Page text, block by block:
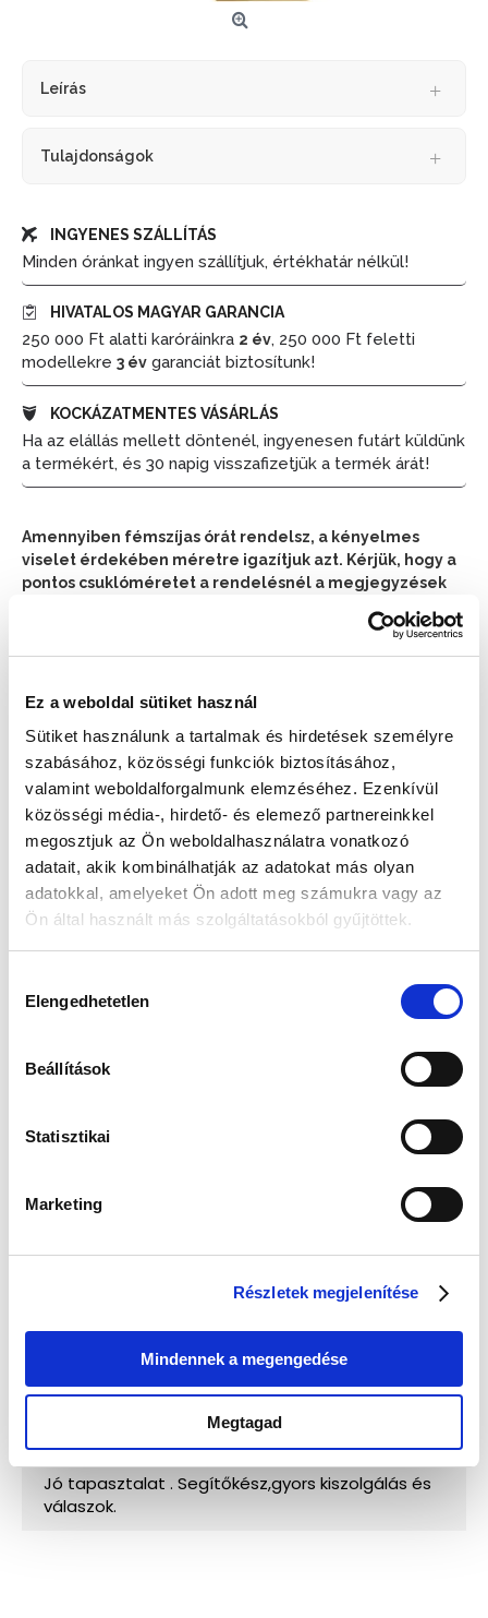
Ez a weboldal sütiket használ
Sütiket használunk a tartalmak és hirdetések személyre
szabásához, közösségi funkciók biztosításához,
valamint weboldalforgalmunk elemzéséhez. Ezenkívül
közösségi média-, hirdető- és elemező partnereinkkel
megosztjuk az Ön weboldalhasználatra vonatkozó
adatait, akik kombinálhatják az adatokat más olyan
adatokkal, amelyeket Ön adott meg számukra vagy az
Ön által használt más szolgáltatásokból gyűjtöttek.
kiválasztása
Elengedhetetlen
Beállítások
Statisztikai
Marketing
Részletek megjelenítése
Mindennek a megengedése
Megtagad
Leírás
Tulajdonságok
INGYENES SZÁLLÍTÁS
Minden óránkat ingyen szállítjuk, értékhatár nélkül!
HIVATALOS MAGYAR GARANCIA
250 000 Ft alatti karóráinkra 2 év, 250 000 Ft feletti
modellekre 3 év garanciát biztosítunk!
KOCKÁZATMENTES VÁSÁRLÁS
Ha az elállás mellett döntenél, ingyenesen futárt küldünk
a termékért, és 30 napig visszafizetjük a termék árát!
Amennyiben fémszíjas órát rendelsz, a kényelmes
viselet érdekében méretre igazítjuk azt. Kérjük, hogy a
pontos csuklóméretet a rendelésnél a megjegyzések
Augusztus 11. (Kedd)📦
Készleten:RAKTÁRON
37 990 Ft 31 990 Ft
Az elmúlt 30 nap legjobb ára: 31 990 Ft